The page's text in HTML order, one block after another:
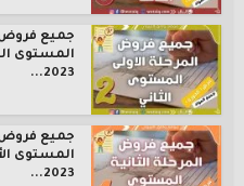
جميع فروض
المستوى
2023...
جميع فروض
المستوى
2023...